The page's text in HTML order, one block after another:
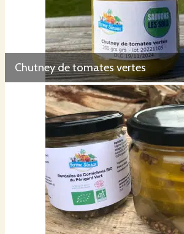
Chutney de tomates vertes